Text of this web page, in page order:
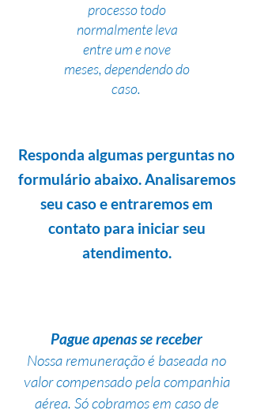
processo todo
normalmente leva
entre um e nove
meses, dependendo do
caso.
Responda algumas perguntas no
formulário abaixo. Analisaremos
seu caso e entraremos em
contato para iniciar seu
atendimento.
Pague apenas se receber
Nossa remuneração é baseada no
valor compensado pela companhia
aérea. Só cobramos em caso de